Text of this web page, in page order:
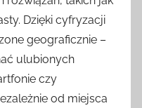
Dzięki cyfryzacji
geograficznie –
ulubionych
czy
od miejsca